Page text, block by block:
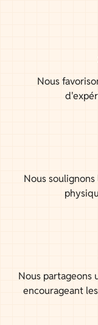
Nous
Nous
Nous partageons
encourageant